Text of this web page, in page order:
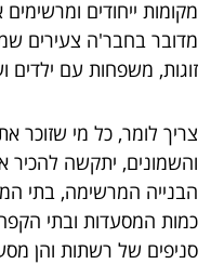
מקומות ייחודים
מדובר בחבר'ה צעירים
זוגות, משפחות עם ילדים
צריך לומר, כל מי שזוכר
והשמונים, יתקשה להכיר
הבנייה המרשימה, בתי
כמות המסעדות ובתי
סניפים של רשתות והן